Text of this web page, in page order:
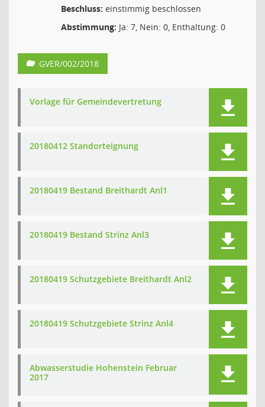
Beschluss: einstimmig beschlossen
Abstimmung: Ja: 7, Nein: 0, Enthaltung: 0
GVER/002/2018
Vorlage für Gemeindevertretung
20180412 Standorteignung
20180419 Bestand Breithardt Anl1
20180419 Bestand Strinz Anl3
20180419 Schutzgebiete Breithardt Anl2
20180419 Schutzgebiete Strinz Anl4
Abwasserstudie Hohenstein Februar
2017